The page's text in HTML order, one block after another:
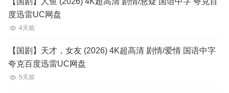
度迅雷UC网盘
4天前
【国剧】天才，女友 (2026) 4K超高清 剧情/爱情 国语中字
夸克百度迅雷UC网盘
5天前